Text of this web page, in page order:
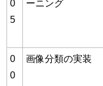
0
5
ーニング
0
0
画像分類の実装